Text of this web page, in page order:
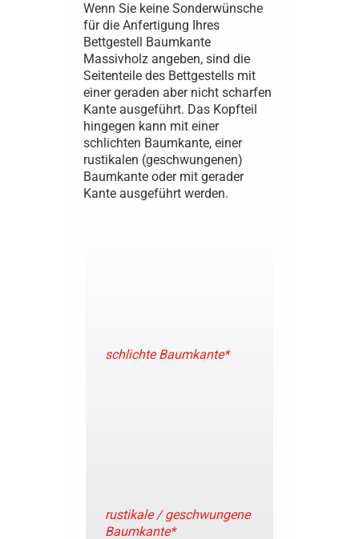
Wenn Sie keine Sonderwünsche
für die Anfertigung Ihres
Bettgestell Baumkante
Massivholz angeben, sind die
Seitenteile des Bettgestells mit
einer geraden aber nicht scharfen
Kante ausgeführt. Das Kopfteil
hingegen kann mit einer
schlichten Baumkante, einer
rustikalen (geschwungenen)
Baumkante oder mit gerader
Kante ausgeführt werden.
schlichte Baumkante*
rustikale / geschwungene
Baumkante*